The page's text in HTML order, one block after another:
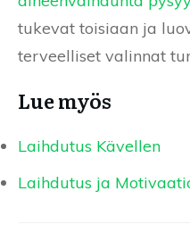
tukevat toisiaan ja
terveelliset valinnat
Lue myös
Laihdutus Kävellen
Laihdutus ja